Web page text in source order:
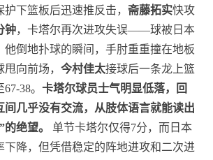
护下篮板后迅速推反击，斋藤拓实快攻
钟，卡塔尔再次进攻失误——球被日本
他倒地扑球的瞬间，手肘重重撞在地板
甩向前场，今村佳太接球后一条龙上篮
67-38。卡塔尔球员士气明显低落，回
间几乎没有交流，从肢体语言就能读出
绝望。
单节卡塔尔仅得7分，而日本
下降，但凭借稳定的阵地进攻和二次进